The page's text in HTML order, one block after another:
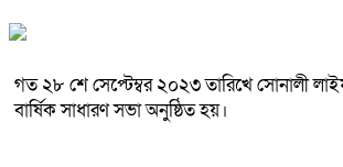
গত ২৮ শে সেপ্টেম্বর ২০২৩ তারিখে সোনালী
বার্ষিক সাধারণ সভা অনুষ্ঠিত হয়।